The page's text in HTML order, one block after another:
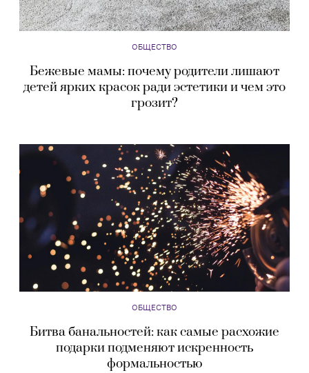
ОБЩЕСТВО
Бежевые мамы: почему родители лишают
детей ярких красок ради эстетики и чем это
грозит?
ОБЩЕСТВО
Битва банальностей: как самые расхожие
подарки подменяют искренность
формальностью